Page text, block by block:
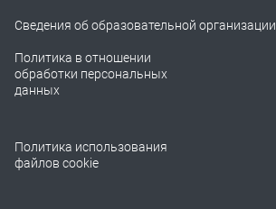
Сведения об образовательной организации
Политика в отношении
обработки персональных
данных
Политика использования
файлов cookie